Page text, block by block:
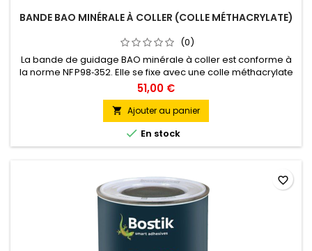
BANDE BAO MINÉRALE À COLLER (COLLE MÉTHACRYLATE)
(0)
La bande de guidage BAO minérale à coller est conforme à
la norme NF P98‑352. Elle se fixe avec une colle méthacrylate
bicomposant (non fournie) sur sol béton, enrobé ou
carrelage. Composée de résine minérale teintée dans la
masse, elle est très résistante aux UV, à l’usure et aux
environnements extérieurs exigeants. Elle offre une finition
pierre...
51,00 €
 Ajouter au panier
 En stock
favorite_border